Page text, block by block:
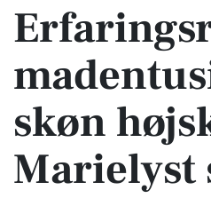
skøn
Marielyst